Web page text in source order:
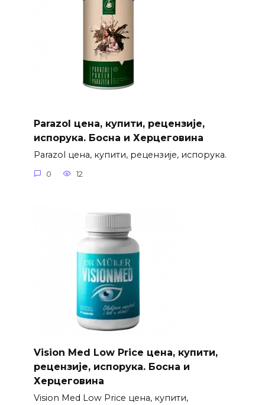
Parazol цена, купити, рецензије,
испорука. Босна и Херцеговина
Parazol цена, купити, рецензије, испорука.
0 12
Vision Med Low Price цена, купити,
рецензије, испорука. Босна и
Херцеговина
Vision Med Low Price цена, купити,